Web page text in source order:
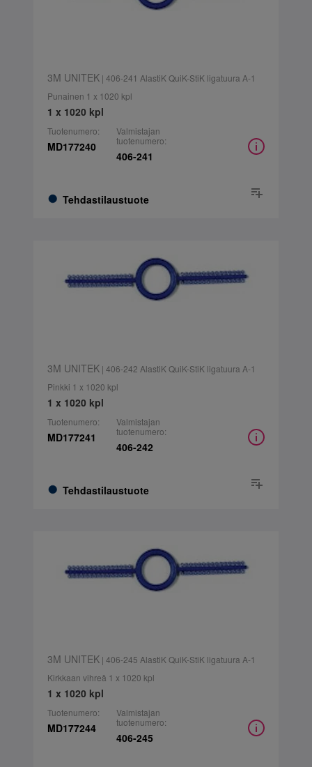
3M UNITEK| 406-241 AlastiK QuiK-StiK ligatuura A-1
Punainen 1 x 1020 kpl
1 x 1020 kpl
Tuotenumero:
MD177240
Tehdastilaustuote
Valmistajan
tuotenumero:
406-241
3M UNITEK| 406-242 AlastiK QuiK-StiK ligatuura A-1
Pinkki 1 x 1020 kpl
1 x 1020 kpl
Tuotenumero:
MD177241
Tehdastilaustuote
Valmistajan
tuotenumero:
406-242
3M UNITEK| 406-245 AlastiK QuiK-StiK ligatuura A-1
Kirkkaan vihreä 1 x 1020 kpl
1 x 1020 kpl
Tuotenumero:
MD177244
Valmistajan
tuotenumero:
406-245